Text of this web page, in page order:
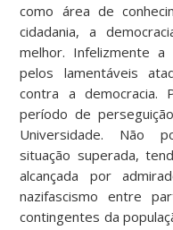
como área de
cidadania, a
melhor. Infelizmente a
pelos lamentáveis
contra a democracia.
período de
Universidade. Não
situação superada,
alcançada por
nazifascismo entre
contingentes da